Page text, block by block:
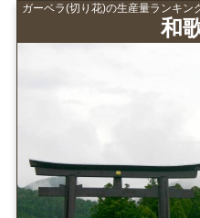
ガーベラ(切り花)の生産量ランキン
和